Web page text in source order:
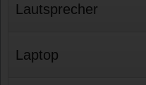
Lautsprecher
Laptop